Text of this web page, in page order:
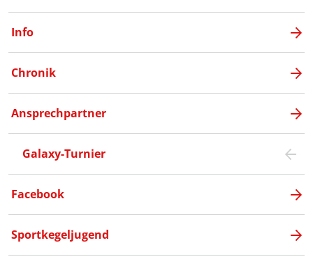
Info
Chronik
Ansprechpartner
Galaxy-Turnier
Facebook
Sportkegeljugend